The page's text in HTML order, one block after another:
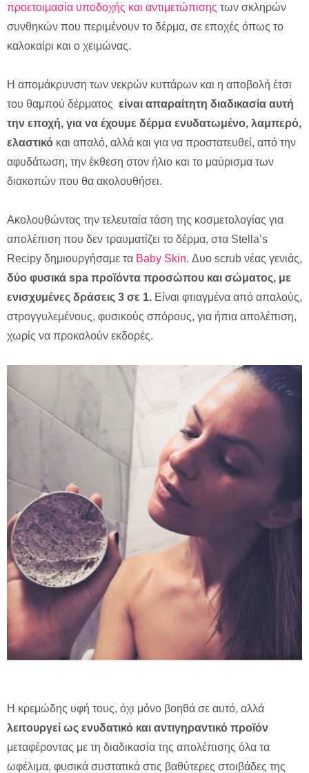
προετοιμασία υποδοχής και αντιμετώπισης των σκληρών
συνθηκών που περιμένουν το δέρμα, σε εποχές όπως το
καλοκαίρι και ο χειμώνας.
Η απομάκρυνση των νεκρών κυττάρων και η αποβολή έτσι
του θαμπού δέρματος είναι απαραίτητη διαδικασία αυτή
την εποχή, για να έχουμε δέρμα ενυδατωμένο, λαμπερό,
ελαστικό και απαλό, αλλά και για να προστατευθεί, από την
αφυδάτωση, την έκθεση στον ήλιο και το μαύρισμα των
διακοπών που θα ακολουθήσει.
Ακολουθώντας την τελευταία τάση της κοσμετολογίας για
απολέπιση που δεν τραυματίζει το δέρμα, στα Stella’s
Recipy δημιουργήσαμε τα Baby Skin. Δυο scrub νέας γενιάς,
δύο φυσικά spa προϊόντα προσώπου και σώματος, με
ενισχυμένες δράσεις 3 σε 1. Είναι φτιαγμένα από απαλούς,
στρογγυλεμένους, φυσικούς σπόρους, για ήπια απολέπιση,
χωρίς να προκαλούν εκδορές.
Η κρεμώδης υφή τους, όχι μόνο βοηθά σε αυτό, αλλά
λειτουργεί ως ενυδατικό και αντιγηραντικό προϊόν
μεταφέροντας με τη διαδικασία της απολέπισης όλα τα
ωφέλιμα, φυσικά συστατικά στις βαθύτερες στοιβάδες της